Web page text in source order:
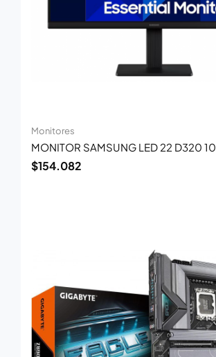
Monitores
MONITOR SAMSUNG LED 22 D320 10
$154.082